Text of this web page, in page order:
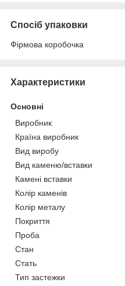
Спосіб упаковки
Фірмова коробочка
Характеристики
Основні
Виробник
Країна виробник
Вид виробу
Вид каменю/вставки
Камені вставки
Колір каменів
Колір металу
Покриття
Проба
Стан
Стать
Тип застежки